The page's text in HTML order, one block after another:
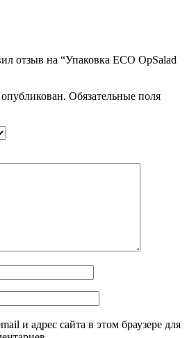
отзыв на “Упаковка ЕСО OpSalad
Обязательные поля
и адрес сайта в этом браузере для